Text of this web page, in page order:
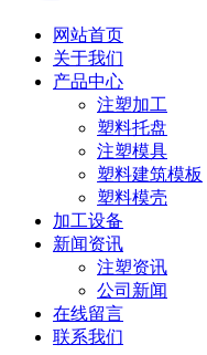
网站首页
关于我们
产品中心
注塑加工
塑料托盘
注塑模具
塑料建筑模板
塑料模壳
加工设备
新闻资讯
注塑资讯
公司新闻
在线留言
联系我们